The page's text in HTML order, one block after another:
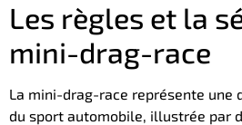
Les règles et la
mini-drag-race
La mini-drag-race représente une
du sport automobile, illustrée par